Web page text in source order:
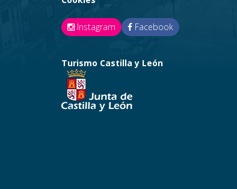
Instagram Facebook
Turismo Castilla y León